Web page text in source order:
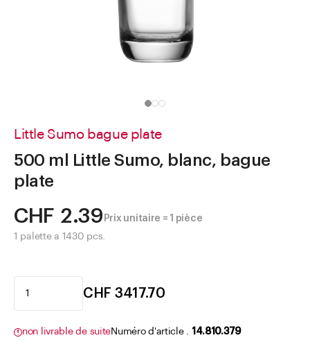
Little Sumo bague plate
500 ml Little Sumo, blanc, bague
plate
CHF 2.39 Prix unitaire = 1 pièce
1 palette a 1430 pcs.
CHF 3417.70
non livrable de suiteNuméro d'article . 14.810.379